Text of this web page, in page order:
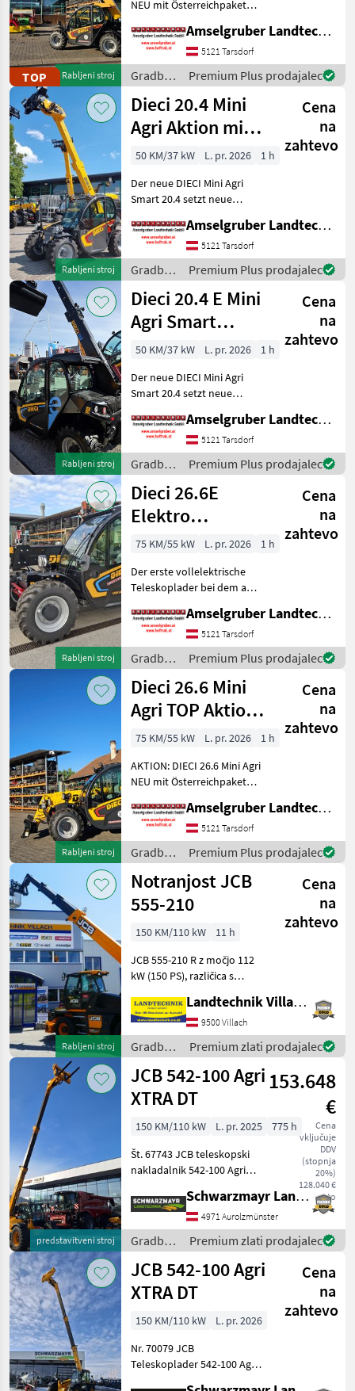
TOP Rabljeni stroj
NEU mit Österreichpaket
Kg Traglast -578cm
Hubhöhe
Werkzeugunterkante -Unter
200cm Bauhöhe -75 PS 4
Zylind
Amselgruber Landtechnik GmbH
5121 Tarsdorf
Gradbeni
stroji /
Dieci
Premium Plus prodajalec
Rabljeni stroj
Dieci 20.4 Mini
Agri Aktion mit
Österreichpaket
Cena
na
zahtevo
50 KM/37 kW L. pr. 2026
1 h
Der neue DIECI Mini Agri
Smart 20.4 setzt neue
Teleskopladermarkt. Stufe
5 Motor - -Größte Kabine
(Baugleich vom Modell 26.6
Mini Agri) -50
Amselgruber Landtechnik GmbH
5121 Tarsdorf
Gradbeni
stroji /
Dieci
Premium Plus prodajalec
Rabljeni stroj
Dieci 20.4 E Mini
Agri Smart
ELEKTRO
Teleskoplader
TOP
Cena
na
zahtevo
50 KM/37 kW L. pr. 2026
1 h
Der neue DIECI Mini Agri
Smart 20.4 setzt neue
Teleskopladermarkt. 100 %
Elektro! -Größte Kabine
(Baugleich vom Modell 26.6
Mini Agri) -Echt
Amselgruber Landtechnik GmbH
5121 Tarsdorf
Gradbeni
stroji /
Dieci
Premium Plus prodajalec
Rabljeni stroj
Dieci 26.6E
Elektro
Teleskoplader
Österreichpaket
Cena
na
zahtevo
75 KM/55 kW L. pr. 2026
1 h
Der erste vollelektrische
Teleskoplader bei dem an
wurde - MADE BY DIECI!
AKTION: DIECI 26.6 E
Elektro Mini Agri NEU mit
Österreichpaket (TOP
Amselgruber Landtechnik GmbH
5121 Tarsdorf
Gradbeni
stroji /
Dieci
Premium Plus prodajalec
Rabljeni stroj
Dieci 26.6 Mini
Agri TOP Aktion
mit
Österreichpaket
Cena
na
zahtevo
75 KM/55 kW L. pr. 2026
1 h
AKTION: DIECI 26.6 Mini Agri
NEU mit Österreichpaket
Kg Traglast -578cm
Hubhöhe
Werkzeugunterkante -Unter
200cm Bauhöhe -75 PS 4
Zylind
Amselgruber Landtechnik GmbH
5121 Tarsdorf
Gradbeni
stroji /
Dieci
Premium Plus prodajalec
Rabljeni stroj
Notranjost JCB
555-210
Cena
na
zahtevo
150 KM/110 kW
11 h
JCB 555-210 R z močjo 112
kW (150 PS), različica s
zaslon za upravljanje
obremenitve z
avtomatskim
prepoznavanjem
priključkov, kabina z o
Landtechnik Villach GmbH
9500 Villach
Gradbeni
stroji /
JCB
Premium zlati prodajalec
predstavitveni stroj
JCB 542-100 Agri
XTRA DT
153.648
€
Cena
vključuje
DDV
(stopnja
20%)
128.040 €
neto
150 KM/110 kW L. pr. 2025
775 h
Št. 67743 JCB teleskopski
nakladalnik 542-100 Agri
2 tone - z višino dviga 9, 8
metra - z 150 PS 4-valjnim
motorjem JCB Dieselmax
Commo
Schwarzmayr Landtechnik GmbH - Aurolzmünster
4971 Aurolzmünster
Gradbeni
stroji /
JCB
Premium zlati prodajalec
JCB 542-100 Agri
XTRA DT
Cena
na
zahtevo
150 KM/110 kW
L. pr. 2026
Nr. 70079 JCB
Teleskoplader 542-100 Agri